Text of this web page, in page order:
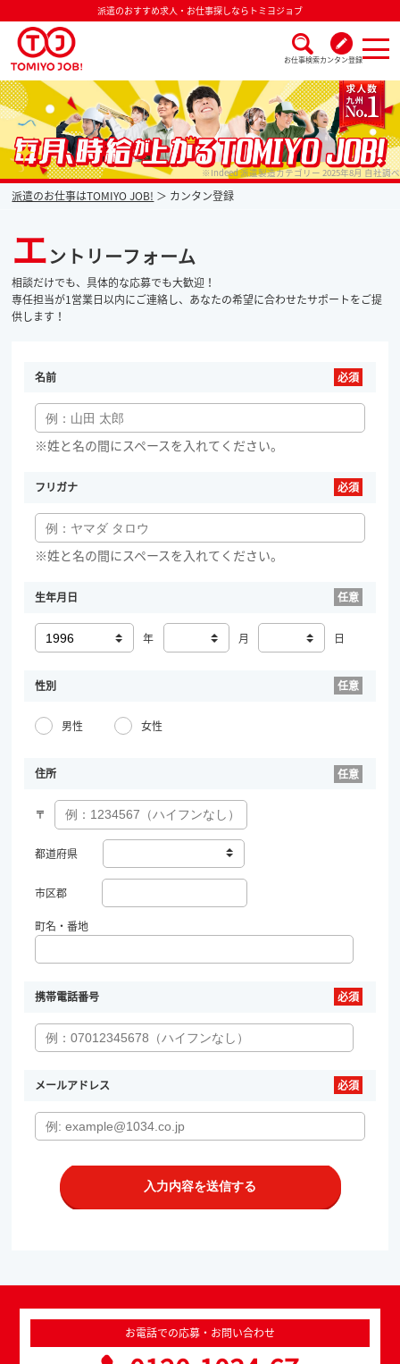
派遣のおすすめ求人・お仕事探しならトミヨジョブ
お仕事検索カンタン登録
派遣なら毎月時給が上がるトミヨジョブ ※Indeed 派遣製造カテゴリー 2025年8月 自社調べ
派遣のお仕事はTOMIYO JOB! カンタン登録
エントリーフォーム
相談だけでも、具体的な応募でも大歓迎！
専任担当が1営業日以内にご連絡し、あなたの希望に合わせたサポートをご提
供します！
名前
※姓と名の間にスペースを入れてください。
フリガナ
※姓と名の間にスペースを入れてください。
生年月日
年 月 日
性別
男性 女性
住所
〒
都道府県
市区郡
町名・番地
携帯電話番号
メールアドレス
お電話での応募・お問い合わせ